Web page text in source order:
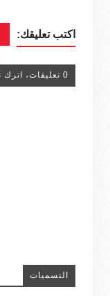
اكتب تعليقك:
0 تعليقات، اترك تعليقاتك
التسميات